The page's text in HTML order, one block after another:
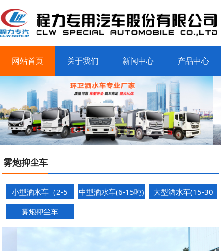
网站首页 关于我们 新闻中心 产品中心
客户案例 联系我们
雾炮抑尘车
小型洒水车（2-5
吨）
中型洒水车(6-15吨)
大型洒水车(15-30
雾炮抑尘车